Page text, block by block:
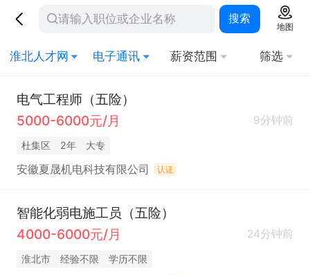
搜索
地图
淮北人才网 电子通讯 薪资范围 筛选
电气工程师（五险）
5000-6000元/月
9分钟前
杜集区 2年 大专
安徽夏晟机电科技有限公司 认证
智能化弱电施工员（五险）
4000-6000元/月
24分钟前
淮北市 经验不限 学历不限